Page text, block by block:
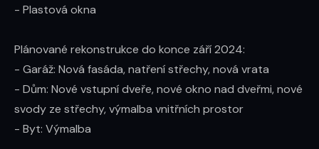
- Plastová okna
Plánované rekonstrukce do konce září 2024:
- Garáž: Nová fasáda, natření střechy, nová vrata
- Dům: Nové vstupní dveře, nové okno nad dveřmi, nové
svody ze střechy, výmalba vnitřních prostor
- Byt: Výmalba